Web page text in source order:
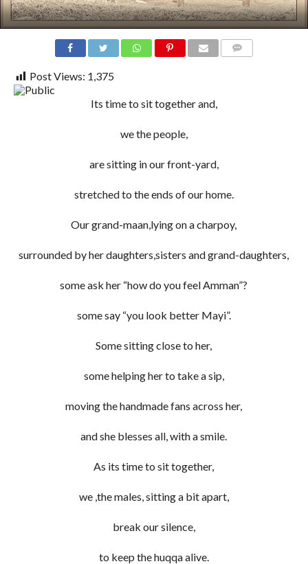
Post Views: 1,375
Its time to sit together and,
we the people,
are sitting in our front-yard,
stretched to the ends of our home.
Our grand-maan,lying on a charpoy,
surrounded by her daughters,sisters and grand-daughters,
some ask her “how do you feel Amman”?
some say “you look better Mayi”.
Some sitting close to her,
some helping her to take a sip,
moving the handmade fans across her,
and she blesses all, with a smile.
As its time to sit together,
we ,the males, sitting a bit apart,
break our silence,
to keep the huqqa alive.